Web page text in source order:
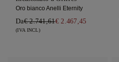
Oro bianco Anelli Eternity
Da€ 2.741,61€ 2.467,45
(IVA INCL)